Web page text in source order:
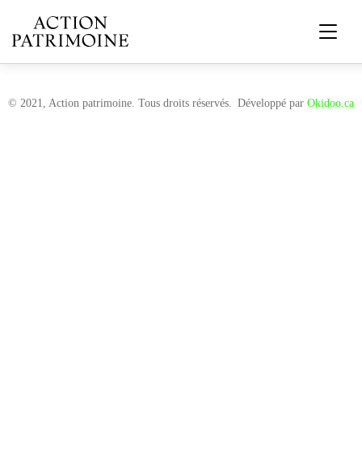
© 2021, Action patrimoine. Tous droits réservés. Développé par Okidoo.ca